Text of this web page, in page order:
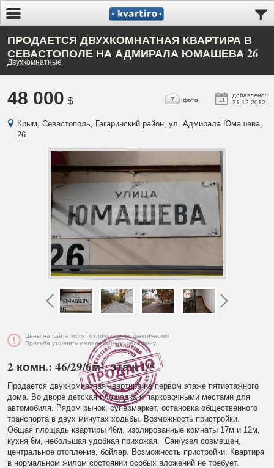
ПРОДАЕТСЯ ДВУХКОМНАТНАЯ КВАРТИРА В
СЕВАСТОПОЛЕ НА АДМИРАЛА ЮМАШЕВА 26
Двухкомнатные
48 000 $ 21
добавлено:
21.12.2012
7 фото
Крым, Севастополь, Гагаринский район, ул. Адмирала Юмашева,
26
Цены на сайте могут отличаться от фактических
Просьба уточнять у владельца по телефону
2 комн.: 46/29/6м², этаж 1/5
Продается двухкомнатная квартира на первом этаже пятиэтажного
дома. Во дворе детская площадка и парковочными местами для
автомобиля. Рядом рынок, супермаркет, остановка общественного
транспорта в двух минутах ходьбы. Возможность пристройки.
Общая площадь квартиры 46м, изолированные комнаты 17м и 12м,
кухня 6м, небольшая удобная прихожая. Сан/узел совмещен,
центральное отопление, бойлер. Возможность пристройки. Квартира
в нормальном жилом состоянии особых вложений не требует.